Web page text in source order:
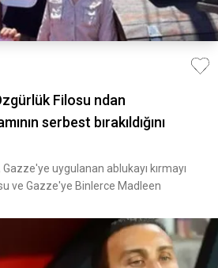
Filosu ndan
serbest bırakıldığını
uygulanan ablukayı kırmayı
ve Gazze'ye Binlerce Madleen